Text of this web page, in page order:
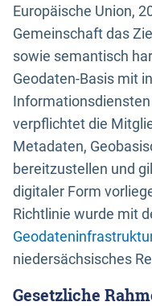
Europäische Union,
Gemeinschaft das
sowie semantisch
Geodaten-Basis mit
verpflichtet die
Metadaten,
bereitzustellen und
digitaler Form
Richtlinie wurde mit
niedersächsisches
Gesetzliche